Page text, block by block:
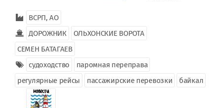
ВСРП, АО
ДОРОЖНИК
ОЛЬХОНСКИЕ ВОРОТА
СЕМЕН БАТАГАЕВ
судоходство
паромная переправа
регулярные рейсы
пассажирские перевозки байкал